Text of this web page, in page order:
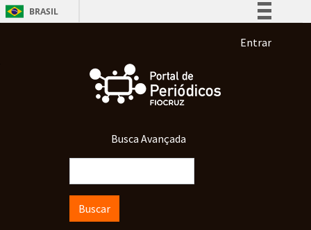
Pular para o conteúdo principal
BRASIL
Participe
Acesso à informação
Menu de
Entrar
Busca Avançada